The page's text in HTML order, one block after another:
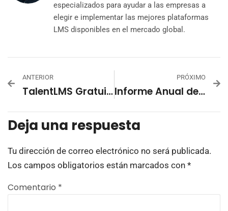
especializados para ayudar a las empresas a
elegir e implementar las mejores plataformas
LMS disponibles en el mercado global.
ANTERIOR
TalentLMS Gratuito: aprenda cómo iniciar la capacitación en línea con un LMS gratis
PRÓXIMO
Informe Anual de Benchmarking de C&D 2026 de TalentLMS
Deja una respuesta
Tu dirección de correo electrónico no será publicada.
Los campos obligatorios están marcados con *
Comentario *